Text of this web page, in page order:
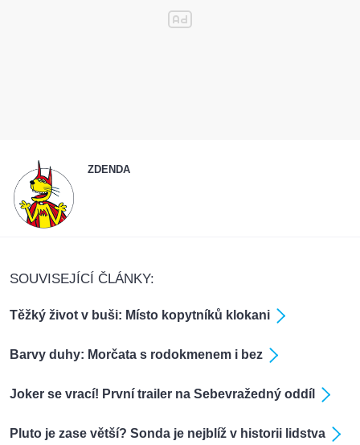
ZDENDA
SOUVISEJÍCÍ ČLÁNKY:
Těžký život v buši: Místo kopytníků klokani
Barvy duhy: Morčata s rodokmenem i bez
Joker se vrací! První trailer na Sebevražedný oddíl
Pluto je zase větší? Sonda je nejblíž v historii lidstva